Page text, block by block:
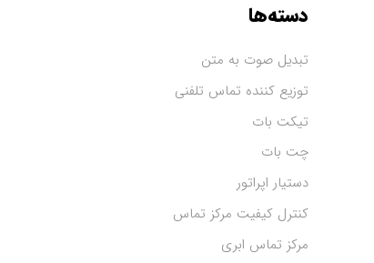
دسته‌ها
تبدیل صوت به متن
توزیع کننده تماس تلفنی
تیکت بات
چت بات
دستیار اپراتور
کنترل کیفیت مرکز تماس
مرکز تماس ابری